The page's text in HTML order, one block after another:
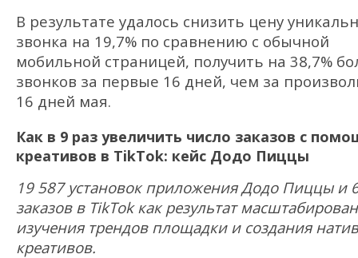
В результате удалось снизить цену
звонка на 19,7% по сравнению с обычной
мобильной страницей, получить на 38,7%
звонков за первые 16 дней, чем за
16 дней мая.
Как в 9 раз увеличить число заказов с
креативов в TikTok: кейс Додо Пиццы
19 587 установок приложения Додо Пиццы и
заказов в TikTok как результат
изучения трендов площадки и создания
креативов.